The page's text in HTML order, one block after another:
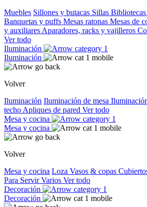
Muebles Sillones y butacas Sillas Bibliotecas
Banquetas y puffs Mesas ratonas Mesas de
y auxiliares Aparadores, racks y vajilleros
Ver todo
Iluminación
Iluminación
Volver
Iluminación Iluminación de mesa
techo Apliques de pared Ver todo
Mesa y cocina
Mesa y cocina
Volver
Mesa y cocina Loza Vasos & copas
Para ServirVarios Ver todo
Decoración
Decoración